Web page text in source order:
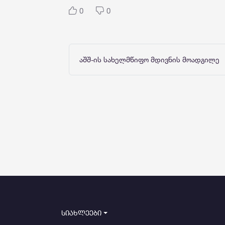
0 0
აშშ-ის სახელმწიფო მდივნის მოადგილე
სიახლეები